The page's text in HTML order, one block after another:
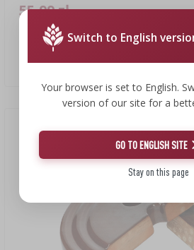
Kamień dociskowy do beczek, kamionkowy,
55,99 zł
55,99 PLN/szt.
Okazja!(-36%)
Switch to English
Your browser is set to English.
version of our site for a
GO TO ENGLISH SITE
Stay on this page